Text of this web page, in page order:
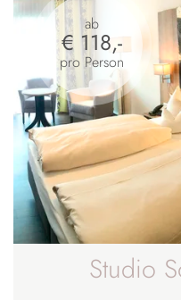
Studio
ab
€ 118,-
pro Person